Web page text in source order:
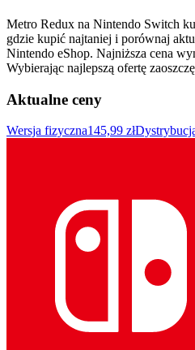
Metro Redux na Nintendo Switch
gdzie kupić najtaniej i porównaj
Nintendo eShop. Najniższa cena
Wybierając najlepszą ofertę
Aktualne ceny
Wersja fizyczna145,99 zł